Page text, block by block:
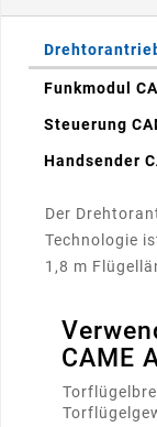
Funkmodul
Steuerung
Handsender
Der
Technologie
1,8 m
CAME